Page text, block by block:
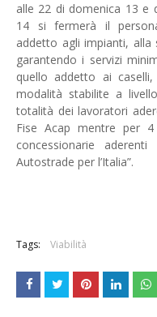
alle 22 di domenica 13 e
14 si fermerà il
addetto agli impianti, alla
garantendo i servizi
quello addetto ai
modalità stabilite a
totalità dei lavoratori
Fise Acap mentre per
concessionarie
Autostrade per l’Italia”.
Tags: Viabilità